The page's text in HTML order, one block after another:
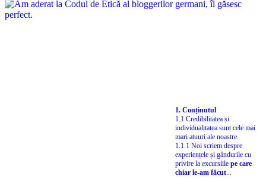
1. Conținutul
1.1 Credibilitatea și
individualitatea sunt cele mai
mari atuuri ale noastre.
1.1.1 Noi scriem despre
experiențele și gândurile cu
privire la excursiile pe care
chiar le-am făcut...